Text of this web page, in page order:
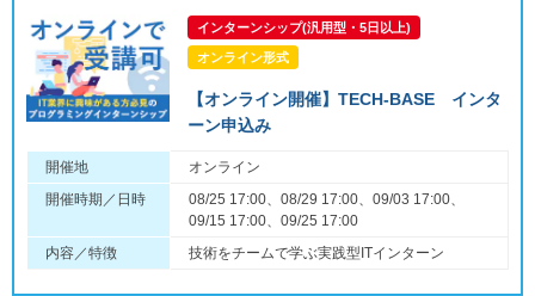
インターンシップ(汎用型・5日以上)
オンライン形式
【オンライン開催】TECH-BASE インタ
ーン申込み
開催地
オンライン
開催時期／日時
08/25 17:00、08/29 17:00、09/03 17:00、
09/15 17:00、09/25 17:00
内容／特徴
技術をチームで学ぶ実践型ITインターン